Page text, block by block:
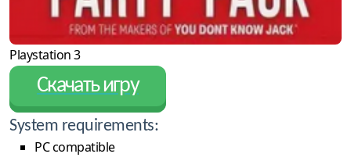
Playstation 3
Скачать игру
System requirements:
PC compatible